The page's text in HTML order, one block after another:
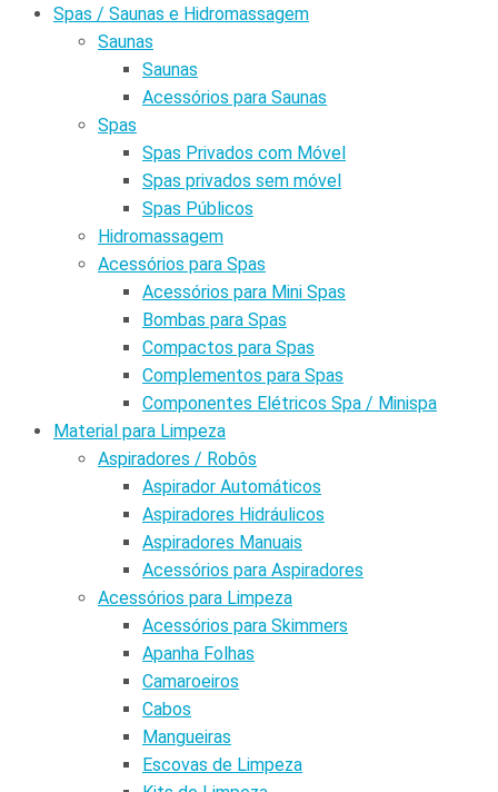
Spas / Saunas e Hidromassagem
Saunas
Saunas
Acessórios para Saunas
Spas
Spas Privados com Móvel
Spas privados sem móvel
Spas Públicos
Hidromassagem
Acessórios para Spas
Acessórios para Mini Spas
Bombas para Spas
Compactos para Spas
Complementos para Spas
Componentes Elétricos Spa / Minispa
Material para Limpeza
Aspiradores / Robôs
Aspirador Automáticos
Aspiradores Hidráulicos
Aspiradores Manuais
Acessórios para Aspiradores
Acessórios para Limpeza
Acessórios para Skimmers
Apanha Folhas
Camaroeiros
Cabos
Mangueiras
Escovas de Limpeza